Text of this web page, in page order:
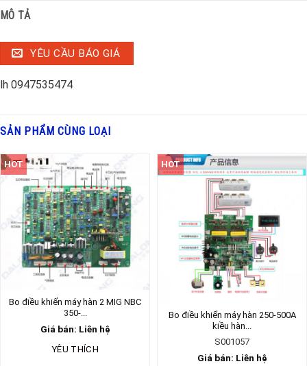
MÔ TẢ
YÊU CẦU BÁO GIÁ
lh 0947535474
SẢN PHẨM CÙNG LOẠI
HOT
Bo điều khiển máy hàn 2 MIG NBC
350-...
Giá bán: Liên hệ
YÊU THÍCH
HOT
Bo điều khiển máy hàn 250-500A
kiều hàn...
S001057
Giá bán: Liên hệ